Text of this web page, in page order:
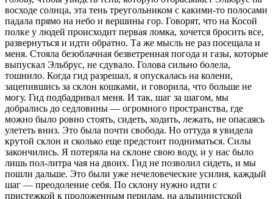
восходе солнца, эта тень треугольником с какими-то полосами
падала прямо на небо и вершины гор. Говорят, что на Косой
полке у людей происходит первая ломка, хочется бросить все,
развернуться и идти обратно. Та же мысль не раз посещала и
меня. Стояла безоблачная безветренная погода и газы, которые
выпускал Эльбрус, не сдувало. Голова сильно болела,
тошнило. Когда гид разрешал, я опускалась на колени,
зацепившись за склон кошками, и говорила, что больше не
могу. Гид подбадривал меня. И так, шаг за шагом, мы
добрались до седловины — огромного пространства, где
можно было ровно стоять, сидеть, ходить, лежать, не опасаясь
улететь вниз. Это была почти свобода. Но оттуда я увидела
крутой склон и сколько еще предстоит подниматься. Силы
закончились. Я потеряла на склоне свою воду, и у нас было
лишь пол-литра чая на двоих. Гид не позволил сидеть, и мы
пошли дальше. Это были уже нечеловеческие усилия, каждый
шаг — преодоление себя. По склону нужно идти с
пристежкой к проложенным перилам, на альпинистской